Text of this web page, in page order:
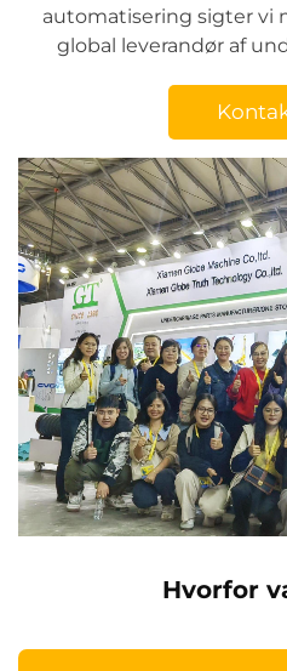
automatisering sigter vi
global leverandør af
Hvorfor